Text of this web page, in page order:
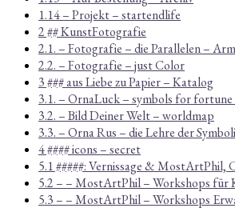
1.14 – Projekt – startendlife
2 ## KunstFotografie
2.1. – Fotografie – die Parallelen –
2.2. – Fotografie – just Color
3 ### aus Liebe zu Papier – Katalog
3.1. – OrnaLuck – symbols for
3.2. – Bild Deiner Welt – worldmap
3.3. – Orna Rus – die Lehre der
4 #### icons – secret
5.1 #####: Vernissage & MostArtPhil,
5.2 – – MostArtPhil – Workshops für
5.3 – – MostArtPhil – Workshops